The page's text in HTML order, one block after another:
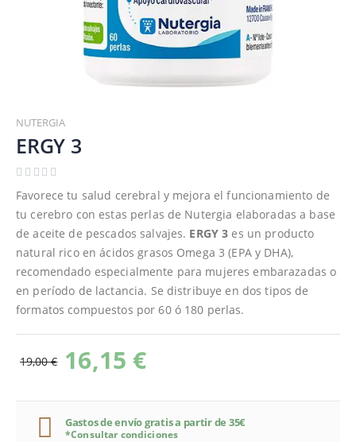
al
comienzo
de
la
galería
imágenes
NUTERGIA
ERGY 3
Favorece tu salud cerebral y mejora el funcionamiento de
tu cerebro con estas perlas de Nutergia elaboradas a base
de aceite de pescados salvajes. ERGY 3 es un producto
natural rico en ácidos grasos Omega 3 (EPA y DHA),
recomendado especialmente para mujeres embarazadas o
en período de lactancia. Se distribuye en dos tipos de
formatos compuestos por 60 ó 180 perlas.
16,15 €
19,00 €
Gastos de envío gratis a partir de 35€
*Consultar condiciones